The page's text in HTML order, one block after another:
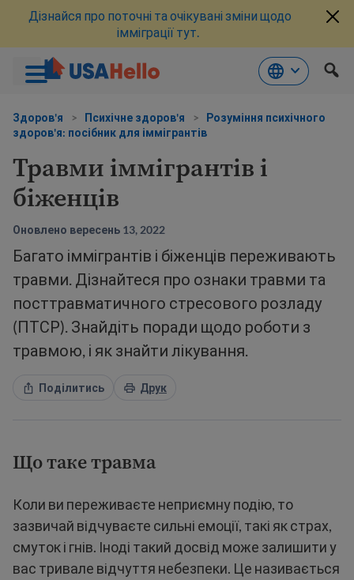
до
змісту
Дізнайся про поточні та очікувані зміни щодо
імміграції тут.
Здоров'я > Психічне здоров'я >
Розуміння психічного
здоров'я: посібник для іммігрантів
Травми іммігрантів і
біженців
Оновлено вересень 13, 2022
Багато іммігрантів і біженців переживають
травми. Дізнайтеся про ознаки травми та
посттравматичного стресового розладу
(ПТСР). Знайдіть поради щодо роботи з
травмою, і як знайти лікування.
Поділитись Друк
Що таке травма
Коли ви переживаєте неприємну подію, то
зазвичай відчуваєте сильні емоції, такі як страх,
смуток і гнів. Іноді такий досвід може залишити у
вас тривале відчуття небезпеки. Це називається